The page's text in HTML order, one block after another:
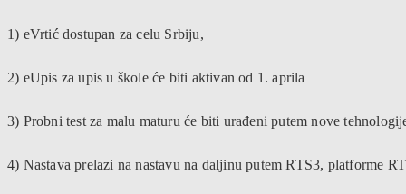
1) eVrtić dostupan za celu Srbiju,
2) eUpis za upis u škole će biti aktivan od 1. aprila
3) Probni test za malu maturu će biti urađeni putem nove
4) Nastava prelazi na nastavu na daljinu putem RTS3, platforme